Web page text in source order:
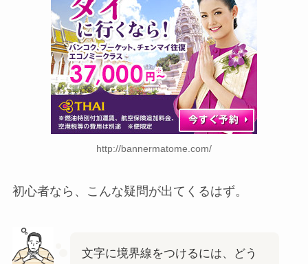
http://bannermatome.com/
初心者なら、こんな疑問が出てくるはず。
文字に境界線をつけるには、どう